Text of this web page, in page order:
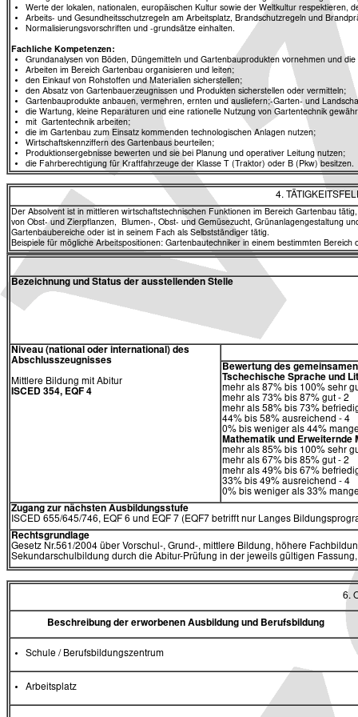
Werte der lokalen, nationalen, europäischen Kultur sowie der Weltkultur respektieren,
Arbeits- und Gesundheitsschutzregeln am Arbeitsplatz, Brandschutzregeln und
Normalisierungsvorschriften und -grundsätze einhalten.
Fachliche Kompetenzen:
Grundanalysen von Böden, Düngemitteln und Gartenbauprodukten vornehmen und
Arbeiten im Bereich Gartenbau organisieren und leiten;
den Einkauf von Rohstoffen und Materialien sicherstellen;
den Absatz von Gartenbauerzeugnissen und Produkten sicherstellen oder vermitteln;
Gartenbauprodukte anbauen, vermehren, ernten und ausliefern;-Garten- und
die Wartung, kleine Reparaturen und eine rationelle Nutzung von Gartentechnik
mit Gartentechnik arbeiten;
die im Gartenbau zum Einsatz kommenden technologischen Anlagen nutzen;
Wirtschaftskennziffern des Gartenbaus beurteilen;
Produktionsergebnisse bewerten und sie bei Planung und operativer Leitung nutzen;
die Fahrberechtigung für Kraftfahrzeuge der Klasse T (Traktor) oder B (Pkw) besitzen.
4.
Der Absolvent ist in mittleren wirtschaftstechnischen Funktionen im Bereich Gartenbau
von Obst- und Zierpflanzen, Blumen-, Obst- und Gemüsezucht, Grünanlagengestaltung
Gartenbaubereiche oder ist in seinem Fach als Selbstständiger tätig.
Beispiele für mögliche Arbeitspositionen: Gartenbautechniker in einem bestimmten
Bezeichnung und Status der ausstellenden Stelle
Niveau (national oder international) des
Abschlusszeugnisses
Mittlere Bildung mit Abitur
ISCED 354, EQF 4
Bewertung des
Tschechische Sprache und
mehr als 87% bis 100% sehr
mehr als 73% bis 87% gut - 2
mehr als 58% bis 73%
44% bis 58% ausreichend - 4
0% bis weniger als 44%
Mathematik und Erweiternde
mehr als 85% bis 100% sehr
mehr als 67% bis 85% gut - 2
mehr als 49% bis 67%
33% bis 49% ausreichend - 4
0% bis weniger als 33%
Zugang zur nächsten Ausbildungsstufe
ISCED 655/645/746, EQF 6 und EQF 7 (EQF7 betrifft nur Langes
Rechtsgrundlage
Gesetz Nr.561/2004 über Vorschul-, Grund-, mittlere Bildung, höhere
Sekundarschulbildung durch die Abitur-Prüfung in der jeweils gültigen
6.
Beschreibung der erworbenen Ausbildung und Berufsbildung
Schule / Berufsbildungszentrum
Arbeitsplatz